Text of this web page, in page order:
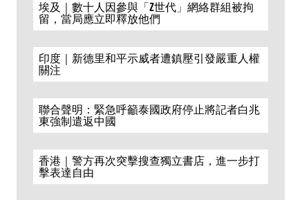
埃及｜數十人因參與「Z世代」網絡群組被拘
留，當局應立即釋放他們
印度｜新德里和平示威者遭鎮壓引發嚴重人權
關注
聯合聲明：緊急呼籲泰國政府停止將記者白兆
東強制遣返中國
香港｜警方再次突擊搜查獨立書店，進一步打
擊表達自由